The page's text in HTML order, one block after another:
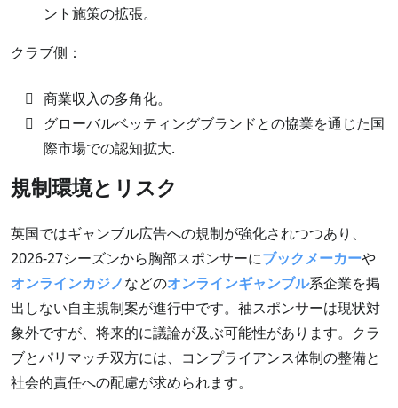
ント施策の拡張。
クラブ側：
商業収入の多角化。
グローバルベッティングブランドとの協業を通じた国
際市場での認知拡大.
規制環境とリスク
英国ではギャンブル広告への規制が強化されつつあり、
2026-27シーズンから胸部スポンサーにブックメーカーや
オンラインカジノなどのオンラインギャンブル系企業を掲
出しない自主規制案が進行中です。袖スポンサーは現状対
象外ですが、将来的に議論が及ぶ可能性があります。クラ
ブとパリマッチ双方には、コンプライアンス体制の整備と
社会的責任への配慮が求められます。